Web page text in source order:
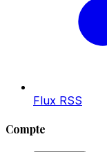
Flux RSS
Compte